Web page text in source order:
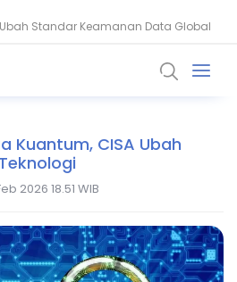
Standar Keamanan Data Global
Nasional Hadapi Ancaman AI dan
Kuantum, CISA Ubah
2026 18.51 WIB